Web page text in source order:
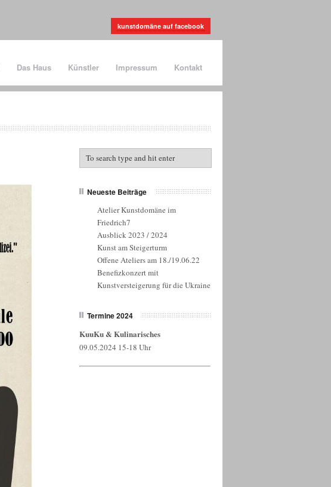
kunstdomäne auf facebook
Das Haus Künstler Impressum Kontakt
Neueste Beiträge
Atelier Kunstdomäne im
Friedrich7
Ausblick 2023 / 2024
Kunst am Steigerturm
Offene Ateliers am 18./19.06.22
Benefizkonzert mit
Kunstversteigerung für die Ukraine
Termine 2024
KuuKu & Kulinarisches
09.05.2024 15-18 Uhr